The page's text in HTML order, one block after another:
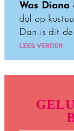
Was Diana
dol op
Dan is dit
LEES VERDER